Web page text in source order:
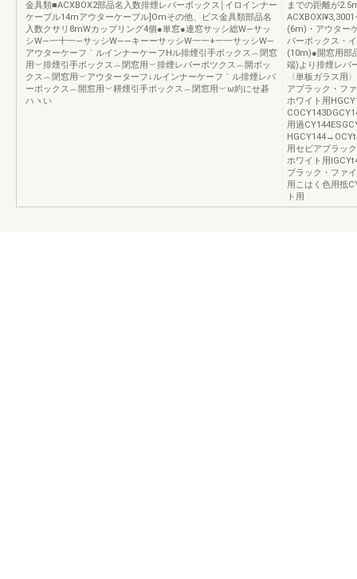
金具類■ACXBOX2部品名入数排煙レバーボックス￨イロインナー
ケーブル14mアウターケーブル]Omその他、ビス金具類部品名
入数クサリ8mWカップリング4個●単窓●連窓サッシ総W―サッ
シW―一十一―サッシW――キーーサッシW一一+一一サッシW―
アウターケーフ｀ルインナーケーフHル排煙引手ボックス︵閉窓
用︶排煙引手ボックス︵閉窓用︶排煙レパーボツクス︵開ボッ
クス︵閉窓用︶アウターターフ↓ルインナーケーフ｀ル排煙レパ
ーボックス︵開窓用︶耕煙引手ボックス︵閉窓用︶ω約にせ碁
ハヽい
までの距離が
(6m)・アウター
バーボックス・
(10m)●開窓用部
端)より排煙レパ
〈単板ガラス用
アブラック・フ
ホワイト用
用過
用セビアブラッ
ホワイト用
ブラック・ファ
用こはく色用抵
ト用